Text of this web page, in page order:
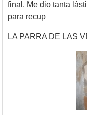
final. Me dio tanta
para recup
LA PARRA DE LAS